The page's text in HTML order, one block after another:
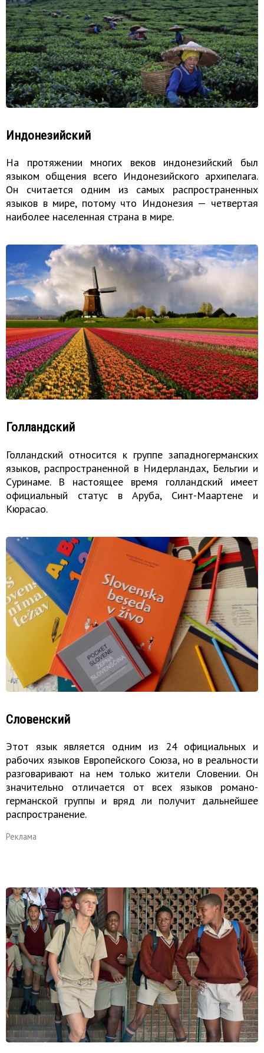
Индонезийский
На протяжении многих веков индонезийский был
языком общения всего Индонезийского архипелага.
Он считается одним из самых распространенных
языков в мире, потому что Индонезия — четвертая
наиболее населенная страна в мире.
Голландский
Голландский относится к группе западногерманских
языков, распространенной в Нидерландах, Бельгии и
Суринаме. В настоящее время голландский имеет
официальный статус в Аруба, Синт-Маартене и
Кюрасао.
Словенский
Этот язык является одним из 24 официальных и
рабочих языков Европейского Союза, но в реальности
разговаривают на нем только жители Словении. Он
значительно отличается от всех языков романо-
германской группы и вряд ли получит дальнейшее
распространение.
Реклама